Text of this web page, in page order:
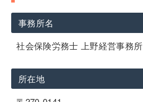
事務所名
社会保険労務士 上野経営事務所
所在地